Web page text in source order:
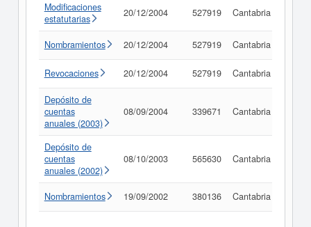
Modificaciones
estatutarias
20/12/2004 527919 Cantabria
Nombramientos 20/12/2004 527919 Cantabria
Revocaciones 20/12/2004 527919 Cantabria
Depósito de
cuentas
anuales (2003)
08/09/2004 339671 Cantabria
Depósito de
cuentas
anuales (2002)
08/10/2003 565630 Cantabria
Nombramientos 19/09/2002 380136 Cantabria